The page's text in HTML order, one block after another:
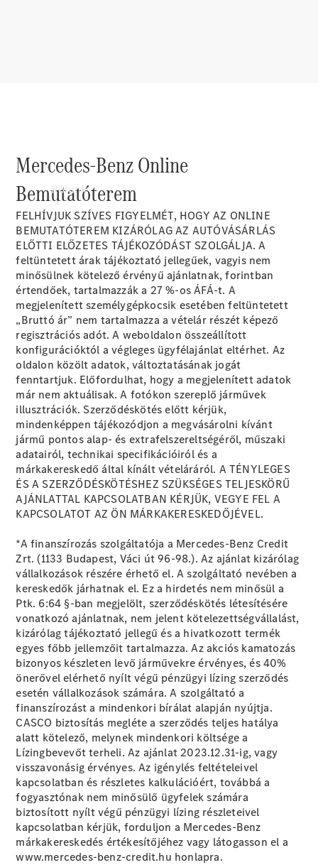
Rólunk
Márkáink
Mercedes-
Benz
Mercedes-
AMG
Mercedes-
Maybach
Stílust
teremtünk
és
innovációk
Vezetéstámogató
rendszerek
MBUX
multimédia
rendszer
Rendszerfrissítések
Design és
koncepcióautók
Elektromos
mobilitás
Fenntarthatóság
Mercedes-Benz Online
Bemutatóterem
FELHÍVJUK SZÍVES FIGYELMÉT, HOGY AZ ONLINE
BEMUTATÓTEREM KIZÁRÓLAG AZ AUTÓVÁSÁRLÁS
ELŐTTI ELŐZETES TÁJÉKOZÓDÁST SZOLGÁLJA. A
feltüntetett árak tájékoztató jellegűek, vagyis nem
minősülnek kötelező érvényű ajánlatnak, forintban
értendőek, tartalmazzák a 27 %-os ÁFÁ-t. A
megjelenített személygépkocsik esetében feltüntetett
„Bruttó ár” nem tartalmazza a vételár részét képező
regisztrációs adót. A weboldalon összeállított
konfigurációktól a végleges ügyfélajánlat eltérhet. Az
oldalon közölt adatok, változtatásának jogát
fenntartjuk. Előfordulhat, hogy a megjelenített adatok
már nem aktuálisak. A fotókon szereplő járművek
illusztrációk. Szerződéskötés előtt kérjük,
mindenképpen tájékozódjon a megvásárolni kívánt
jármű pontos alap- és extrafelszereltségéről, műszaki
adatairól, technikai specifikációiról és a
márkakereskedő által kínált vételáráról. A TÉNYLEGES
ÉS A SZERZŐDÉSKÖTÉSHEZ SZÜKSÉGES TELJESKÖRŰ
AJÁNLATTAL KAPCSOLATBAN KÉRJÜK, VEGYE FEL A
KAPCSOLATOT AZ ÖN MÁRKAKERESKEDŐJÉVEL.
*A finanszírozás szolgáltatója a Mercedes-Benz Credit
Zrt. (1133 Budapest, Váci út 96-98.). Az ajánlat kizárólag
vállalkozások részére érhető el. A szolgáltató nevében a
kereskedők járhatnak el. Ez a hirdetés nem minősül a
Ptk. 6:64 §-ban megjelölt, szerződéskötés létesítésére
vonatkozó ajánlatnak, nem jelent kötelezettségvállalást,
kizárólag tájékoztató jellegű és a hivatkozott termék
egyes főbb jellemzőit tartalmazza. Az akciós kamatozás
bizonyos készleten levő járművekre érvényes, és 40%
önerővel elérhető nyílt végű pénzügyi lízing szerződés
esetén vállalkozások számára. A szolgáltató a
finanszírozást a mindenkori bírálat alapján nyújtja.
CASCO biztosítás megléte a szerződés teljes hatálya
alatt kötelező, melynek mindenkori költsége a
Lízingbevevőt terheli. Az ajánlat 2023.12.31-ig, vagy
visszavonásig érvényes. Az igénylés feltételeivel
kapcsolatban és részletes kalkulációért, továbbá a
fogyasztónak nem minősülő ügyfelek számára
biztosított nyílt végű pénzügyi lízing részleteivel
kapcsolatban kérjük, forduljon a Mercedes-Benz
márkakereskedés értékesítőjéhez vagy látogasson el a
www.mercedes-benz-credit.hu honlapra.